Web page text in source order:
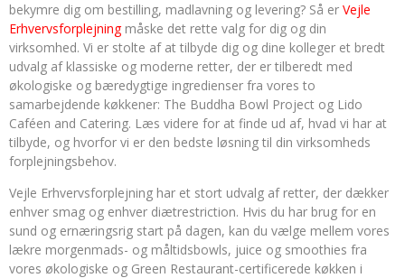
bekymre dig om bestilling, madlavning og levering? Så er Vejle
Erhvervsforplejningmåske det rette valg for dig og din
virksomhed. Vi er stolte af at tilbyde dig og dine kolleger et bredt
udvalg af klassiske og moderne retter, der er tilberedt med
økologiske og bæredygtige ingredienser fra vores to
samarbejdende køkkener: The Buddha Bowl Project og Lido
Caféen and Catering. Læs videre for at finde ud af, hvad vi har at
tilbyde, og hvorfor vi er den bedste løsning til din virksomheds
forplejningsbehov.
Vejle Erhvervsforplejning har et stort udvalg af retter, der dækker
enhver smag og enhver diætrestriction. Hvis du har brug for en
sund og ernæringsrig start på dagen, kan du vælge mellem vores
lækre morgenmads- og måltidsbowls, juice og smoothies fra
vores økologiske og Green Restaurant-certificerede køkken i